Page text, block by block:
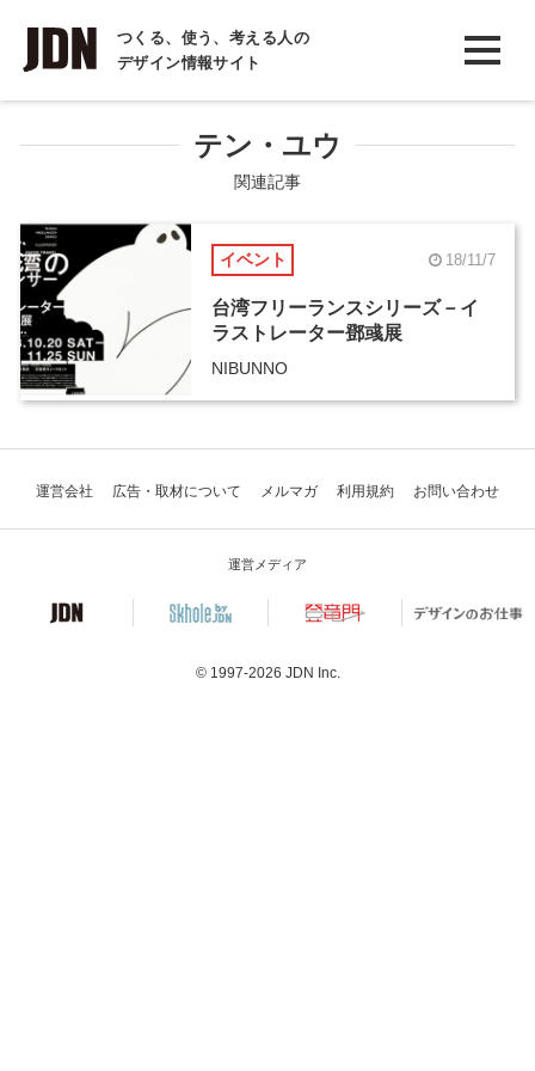
つくる、使う、考える人の
デザイン情報サイト
INTERVIEW
インタビュー
COLUMN
コラム
テン・ユウ
関連記事
イベント 18/11/7
台湾フリーランスシリーズ－イ
ラストレーター鄧彧展
NIBUNNO
運営会社 広告・取材について メルマガ 利用規約 お問い合わせ
運営メディア
© 1997-2026 JDN Inc.